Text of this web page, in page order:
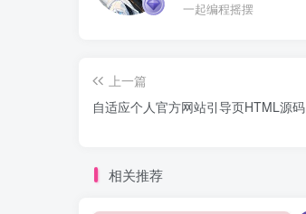
一起编程摇摆
上一篇
自适应个人官方网站引导页HTML源码
相关推荐